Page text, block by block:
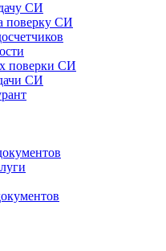
СИ
поверку СИ
поверки СИ
СИ